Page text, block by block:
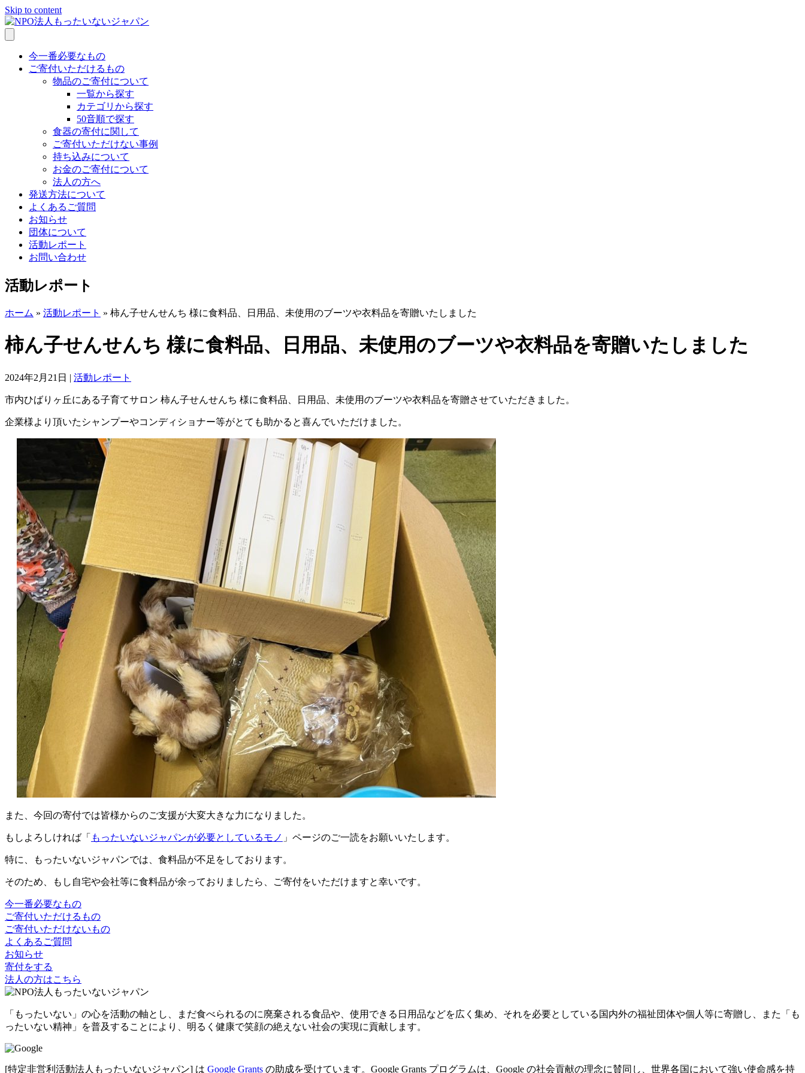
Skip to content
今一番必要なもの
ご寄付いただけるもの
物品のご寄付について
一覧から探す
カテゴリから探す
50音順で探す
食器の寄付に関して
ご寄付いただけない事例
持ち込みについて
お金のご寄付について
法人の方へ
発送方法について
よくあるご質問
お知らせ
団体について
活動レポート
お問い合わせ
活動レポート
ホーム » 活動レポート » 柿ん子せんせんち 様に食料品、日用品、未使用のブーツや衣料品を寄贈いたしました
柿ん子せんせんち 様に食料品、日用品、未使用のブーツや衣料品を寄贈いたしました
2024年2月21日 | 活動レポート
市内ひばりヶ丘にある子育てサロン 柿ん子せんせんち 様に食料品、日用品、未使用のブーツや衣料品を寄贈させていただきました。
企業様より頂いたシャンプーやコンディショナー等がとても助かると喜んでいただけました。
また、今回の寄付では皆様からのご支援が大変大きな力になりました。
もしよろしければ「 もったいないジャパンが必要としているモノ 」ページのご一読をお願いいたします。
特に、もったいないジャパンでは、食料品が不足をしております。
そのため、もし自宅や会社等に食料品が余っておりましたら、ご寄付をいただけますと幸いです。
今一番必要なもの
ご寄付いただけるもの
ご寄付いただけないもの
よくあるご質問
お知らせ
寄付をする
法人の方はこちら
「もったいない」の心を活動の軸とし、まだ食べられるのに廃棄される食品や、使用できる日用品などを広く集め、それを必要としている国内外の福祉団体や個人等に寄贈し、また「も
ったいない精神」を普及することにより、明るく健康で笑顔の絶えない社会の実現に貢献します。
[特定非営利活動法人もったいないジャパン] は Google Grants の助成を受けています。Google Grants プログラムは、Google の社会貢献の理念に賛同し、世界各国において強い使命感を持